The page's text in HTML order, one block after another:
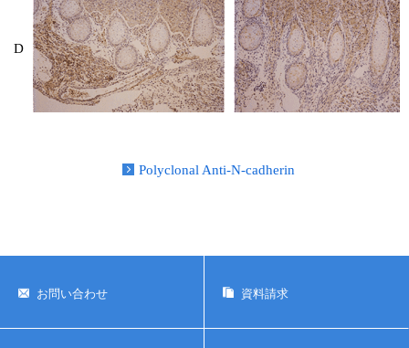
D
Polyclonal Anti-N-cadherin
お問い合わせ 資料請求